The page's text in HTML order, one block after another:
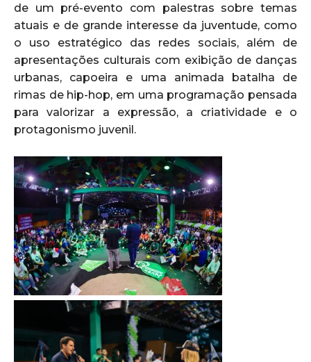
de um pré-evento com palestras sobre temas
atuais e de grande interesse da juventude, como
o uso estratégico das redes sociais, além de
apresentações culturais com exibição de danças
urbanas, capoeira e uma animada batalha de
rimas de hip-hop, em uma programação pensada
para valorizar a expressão, a criatividade e o
protagonismo juvenil.